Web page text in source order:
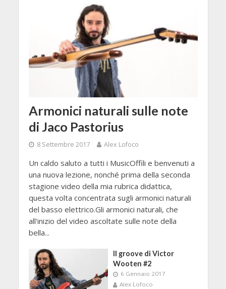
Armonici naturali sulle note
di Jaco Pastorius
8 Settembre 2017 Alex Lofoco
Un caldo saluto a tutti i MusicOffili e benvenuti a
una nuova lezione, nonché prima della seconda
stagione video della mia rubrica didattica,
questa volta concentrata sugli armonici naturali
del basso elettrico.Gli armonici naturali, che
all'inizio del video ascoltate sulle note della
bella...
Il groove di Victor
Wooten #2
6 Gennaio 2017
Alex Lofoco